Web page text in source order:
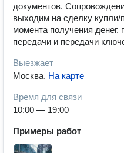
документов.
выходим на сделку
момента получения денег.
передачи и передачи
Выезжает
Москва. На карте
Время для связи
10:00 — 19:00
Примеры работ